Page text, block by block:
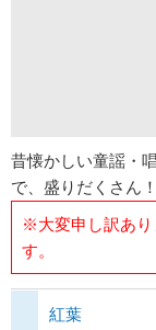
昔懐かしい童謡・
で、盛りだくさん！
※大変申し訳あり
す。
紅葉